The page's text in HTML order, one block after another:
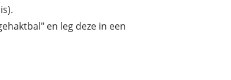
en leg deze in een